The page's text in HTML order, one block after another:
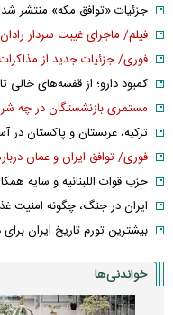
جزئیات «توافق مکه» منتشر شد
فیلم/ ماجرای غیبت سردار
فوری/ جزئیات جدید از
کمبود دارو؛ از قفسه‌های خالی تا
مستمری بازنشستگان در چه
ترکیه، عربستان و پاکستان در
فوری/ توافق ایران و عمان
حزب قوات اللبنانیه و سایه
ایران در جنگ، چگونه امنیت
بیشترین تورم تاریخ ایران
خواندنی‌ها